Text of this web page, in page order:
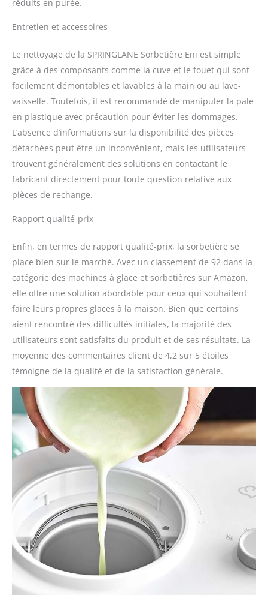
réduits en purée.
Entretien et accessoires
Le nettoyage de la SPRINGLANE Sorbetière Eni est simple
grâce à des composants comme la cuve et le fouet qui sont
facilement démontables et lavables à la main ou au lave-
vaisselle. Toutefois, il est recommandé de manipuler la pale
en plastique avec précaution pour éviter les dommages.
L’absence d’informations sur la disponibilité des pièces
détachées peut être un inconvénient, mais les utilisateurs
trouvent généralement des solutions en contactant le
fabricant directement pour toute question relative aux
pièces de rechange.
Rapport qualité-prix
Enfin, en termes de rapport qualité-prix, la sorbetière se
place bien sur le marché. Avec un classement de 92 dans la
catégorie des machines à glace et sorbetières sur Amazon,
elle offre une solution abordable pour ceux qui souhaitent
faire leurs propres glaces à la maison. Bien que certains
aient rencontré des difficultés initiales, la majorité des
utilisateurs sont satisfaits du produit et de ses résultats. La
moyenne des commentaires client de 4,2 sur 5 étoiles
témoigne de la qualité et de la satisfaction générale.